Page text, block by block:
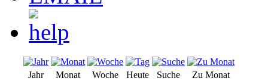
Jahr Monat Woche Heute Suche Zu Monat